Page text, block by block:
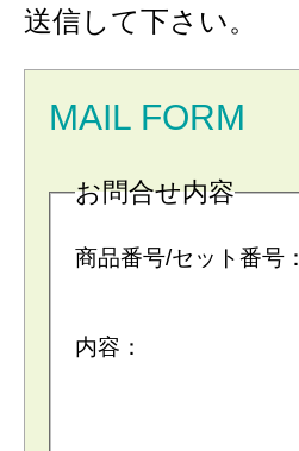
送信して下さい。
MAIL FORM
お問合せ内容
商品番号/セット番号：
内容：